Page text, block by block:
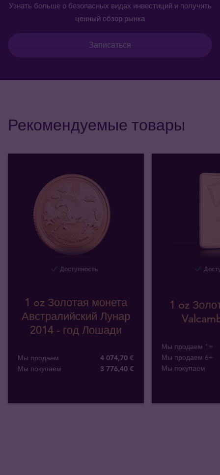
Узнать больше о безопасных видах инвестиций и получить
ценный обзор рынка
Записаться
Рекомендуемые товары
Доступность
1 oz Золотая монета
Австралийский Лунар
2014 - год Лошади
Мы продаем
4 074,70 €
Мы покупаем
3 776,40 €
1 oz
Мы продаем 1+
Мы продаем 6+
Мы покупаем